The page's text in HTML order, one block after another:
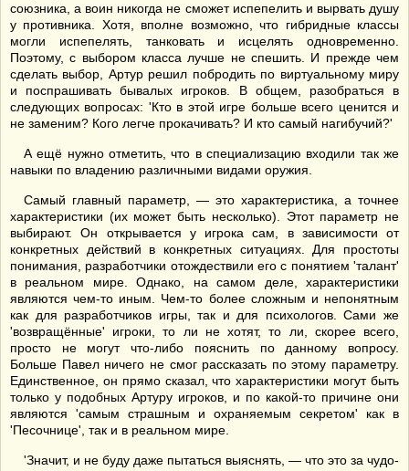
союзника, а воин никогда не сможет испепелить и вырвать душу
у противника. Хотя, вполне возможно, что гибридные классы
могли испепелять, танковать и исцелять одновременно.
Поэтому, с выбором класса лучше не спешить. И прежде чем
сделать выбор, Артур решил побродить по виртуальному миру
и поспрашивать бывалых игроков. В общем, разобраться в
следующих вопросах: 'Кто в этой игре больше всего ценится и
не заменим? Кого легче прокачивать? И кто самый нагибучий?'
А ещё нужно отметить, что в специализацию входили так же
навыки по владению различными видами оружия.
Самый главный параметр, — это характеристика, а точнее
характеристики (их может быть несколько). Этот параметр не
выбирают. Он открывается у игрока сам, в зависимости от
конкретных действий в конкретных ситуациях. Для простоты
понимания, разработчики отождествили его с понятием 'талант'
в реальном мире. Однако, на самом деле, характеристики
являются чем-то иным. Чем-то более сложным и непонятным
как для разработчиков игры, так и для психологов. Сами же
'возвращённые' игроки, то ли не хотят, то ли, скорее всего,
просто не могут что-либо пояснить по данному вопросу.
Больше Павел ничего не смог рассказать по этому параметру.
Единственное, он прямо сказал, что характеристики могут быть
только у подобных Артуру игроков, и по какой-то причине они
являются 'самым страшным и охраняемым секретом' как в
'Песочнице', так и в реальном мире.
'Значит, и не буду даже пытаться выяснять, — что это за чудо-